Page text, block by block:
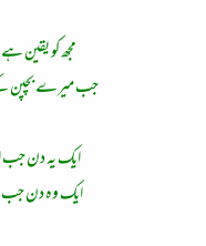
مجھ کو یقین
جب میرے بچپن کے
ایک یہ دن جب
ایک وہ دن جب